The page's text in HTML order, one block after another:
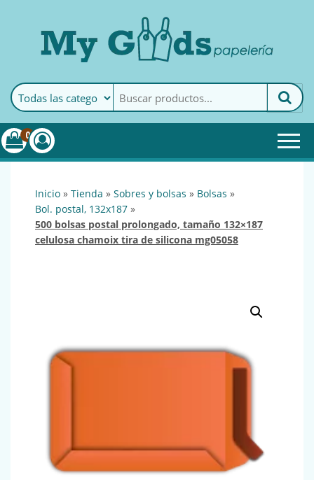
MyGoods · PapeleríaMy Goods es tu papelería
online de confianza. Podrás
encontrar todo lo necesario
0
inicio » tienda » sobres y bolsas » bolsas »
bol. postal, 132x187 »
500 bolsas postal prolongado, tamaño 132×187
celulosa chamoix tira de silicona mg05058